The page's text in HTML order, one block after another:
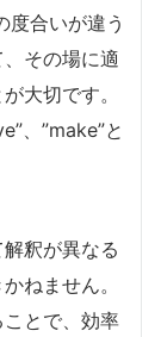
度合いが違う
その場に適
大切です。
、”make”と
釈が異なる
ねません。
とで、効率